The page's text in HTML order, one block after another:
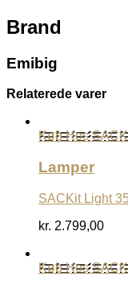
Brand
Emibig
Relaterede varer
Køb Hos
Lamper
SACKit Light
kr. 2.799,00
Køb Hos